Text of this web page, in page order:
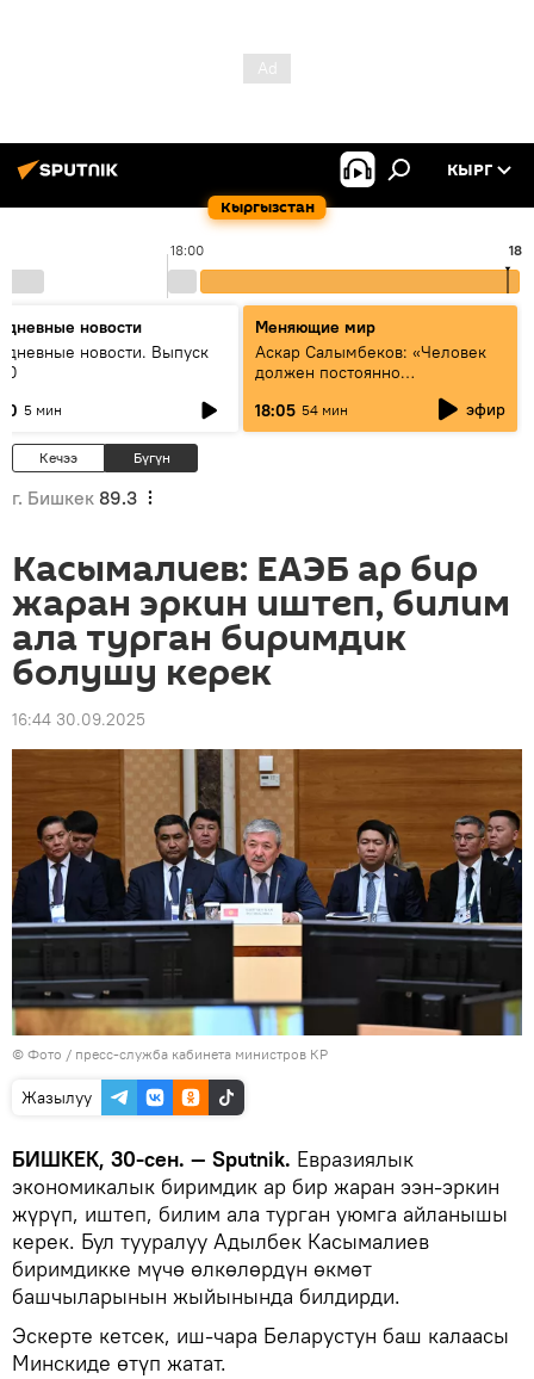
Кыргызстан
КЫРГ
18:00
новости
новости. Выпуск
5 мин
Меняющие мир
Аскар Салымбеков: «Человек
должен постоянно
18:05 54 мин эфир
Кечээ Бүгүн
г. Бишкек 89.3
Касымалиев: ЕАЭБ ар бир
жаран эркин иштеп, билим
ала турган биримдик
болушу керек
16:44 30.09.2025
© Фото / пресс-служба кабинета министров КР
Жазылуу
БИШКЕК, 30-сен. — Sputnik. Евразиялык
экономикалык биримдик ар бир жаран ээн-эркин
жүрүп, иштеп, билим ала турган уюмга айланышы
керек. Бул тууралуу Адылбек Касымалиев
биримдикке мүчө өлкөлөрдүн өкмөт
башчыларынын жыйынында билдирди.
Эскерте кетсек, иш-чара Беларустун баш калаасы
Минскиде өтүп жатат.